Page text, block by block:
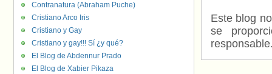
Este blog
se
Contranatura (Abraham Puche)
Cristiano Arco Iris
Cristiano y Gay
Cristiano y gay!!! Sí ¿y qué?
El Blog de Abdennur Prado
El Blog de Xabier Pikaza